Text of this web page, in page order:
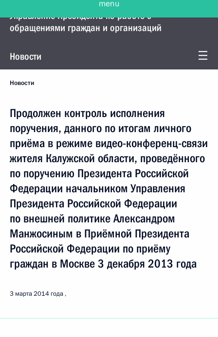
Управление Президента по работе с
обращениями граждан и организаций
Новости
Новости
Продолжен контроль исполнения
поручения, данного по итогам личного
приёма в режиме видео-конференц-связи
жителя Калужской области, проведённого
по поручению Президента Российской
Федерации начальником Управления
Президента Российской Федерации
по внешней политике Александром
Манжосиным в Приёмной Президента
Российской Федерации по приёму
граждан в Москве 3 декабря 2013 года
3 марта 2014 года